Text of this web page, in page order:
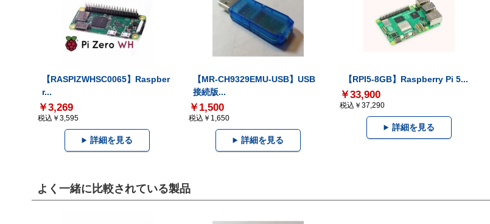
【RASPIZWHSC0065】Raspber
r...
￥3,269
税込￥3,595
詳細を見る
【MR-CH9329EMU-USB】USB
接続版...
￥1,500
税込￥1,650
詳細を見る
【RPI5-8GB】Raspberry Pi 5...
￥33,900
税込￥37,290
詳細を見る
よく一緒に比較されている製品